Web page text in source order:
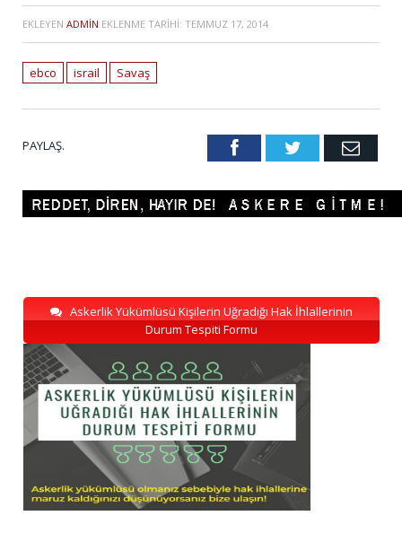
EKLEYEN ADMIN EKLENME TARIHI: TEMMUZ 17, 2014
ebco israil Savaş
PAYLAŞ. FacebookTwitter Email
Askerlik Yükümlüsü Kişilerin Uğradığı Hak İhlallerinin
Durum Tespiti Formu